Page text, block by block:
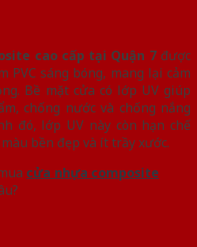
cao cấp tại Quận 7được
sáng bóng, mang lại cảm
Bề mặt cửa có lớp UV giúp
chống nước và chống nắng
đó, lớp UV này còn hạn chế
bền đẹp và ít trầy xước.
cửa nhựa composite